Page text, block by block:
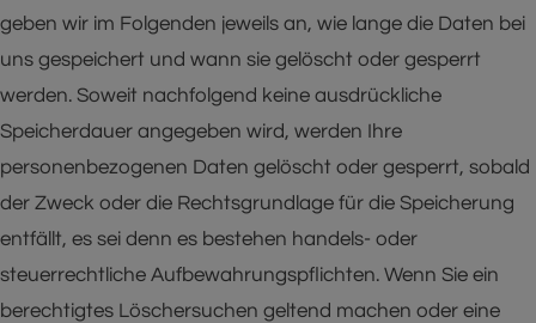
geben wir im Folgenden jeweils an, wie lange die Daten bei
uns gespeichert und wann sie gelöscht oder gesperrt
werden. Soweit nachfolgend keine ausdrückliche
Speicherdauer angegeben wird, werden Ihre
personenbezogenen Daten gelöscht oder gesperrt, sobald
der Zweck oder die Rechtsgrundlage für die Speicherung
entfällt, es sei denn es bestehen handels- oder
steuerrechtliche Aufbewahrungspflichten. Wenn Sie ein
berechtigtes Löschersuchen geltend machen oder eine